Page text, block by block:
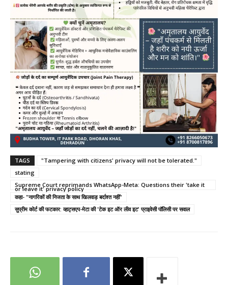
TAGS
"Tampering with citizens' privacy will not be tolerated."
stating
Supreme Court reprimands WhatsApp-Meta: Questions their 'take it
or leave it' privacy policy
कहा- "नागरिकों की निजता के साथ खिलवाड़ बर्दाश्त नहीं"
सुप्रीम कोर्ट की फटकार: व्हाट्सएप-मेटा की 'टेक इट ऑर लीव इट' प्राइवेसी पॉलिसी पर सवाल